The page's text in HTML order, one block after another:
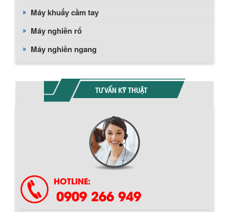
Máy khuấy cầm tay
Máy nghiền rổ
Máy nghiền ngang
TƯ VẤN KỸ THUẬT
HOTLINE:
0909 266 949